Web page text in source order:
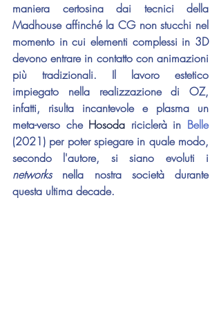
maniera certosina dai tecnici della
Madhouse affinché la CG non stucchi nel
momento in cui elementi complessi in 3D
devono entrare in contatto con animazioni
più tradizionali. Il lavoro estetico
impiegato nella realizzazione di OZ,
infatti, risulta incantevole e plasma un
meta-verso che Hosoda riciclerà in
Belle
(2021) per poter spiegare in quale modo,
networks nella nostra società durante
questa ultima decade.